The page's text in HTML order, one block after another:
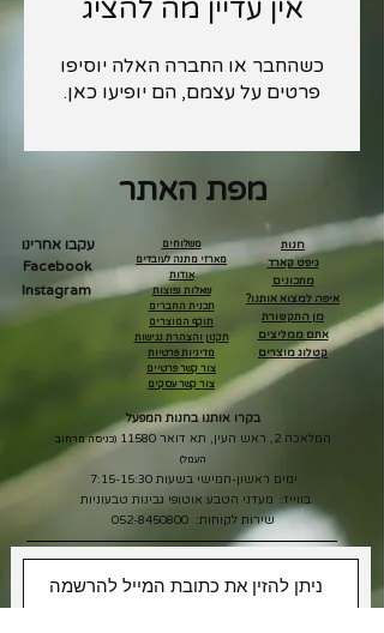
אין עדיין מה להציג
כשהחבר או החברה האלה יוסיפו
פרטים על עצמם, הם יופיעו כאן.
מפת האתר
משלוחים
מארזי מתנה לעובדים
אודות
שאלות נפוצות
תכנית החברים
תוקף המוצרים
תקנון והצהרת נגישות
מדיניות פרטיות
צור קשר פרטיים
צור קשר עסקים
חנות
גיפט קארד
מתכונים
איפה למצוא אותנו?
מן התקשורת
אתם ממליצים
קטלוג מוצרים
עקבו אחרינו
Facebook
Instagram
בקרו אותנו בחנות המפעל
המלאכה 2, ראש העין, תא דואר 11580
(כניסה מרחוב
העמל)
ימים ראשון-חמישי בשעות 7:15-15:30
בווייז: מעדני הטבע אוטופי גבינות טבעוניות
שירות לקוחות: 052-8450800